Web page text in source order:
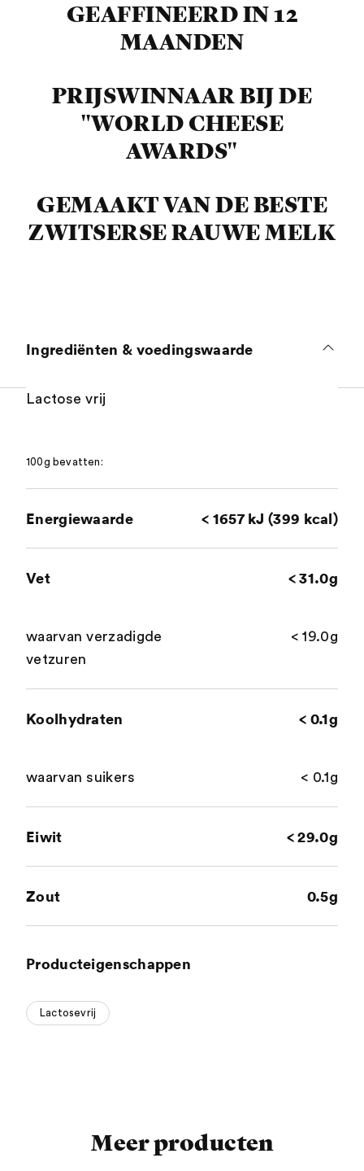
GEAFFINEERD IN 12
MAANDEN
PRIJSWINNAAR BIJ DE
"WORLD CHEESE
AWARDS"
GEMAAKT VAN DE BESTE
ZWITSERSE RAUWE MELK
Ingrediënten & voedingswaarde
Lactose vrij
100g bevatten:
Energiewaarde < 1657 kJ (399 kcal)
Vet < 31.0g
waarvan verzadigde
vetzuren
< 19.0g
Koolhydraten < 0.1g
waarvan suikers < 0.1g
Eiwit < 29.0g
Zout 0.5g
Producteigenschappen
Lactosevrij
Meer producten